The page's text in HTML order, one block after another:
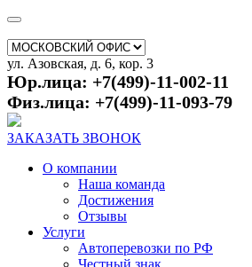
ул. Азовская, д. 6, кор. 3
Юр.лица: +7(499)-11-002-11
Физ.лица: +7(499)-11-093-79
ЗАКАЗАТЬ ЗВОНОК
О компании
Наша команда
Достижения
Отзывы
Услуги
Автоперевозки по РФ
Честный знак